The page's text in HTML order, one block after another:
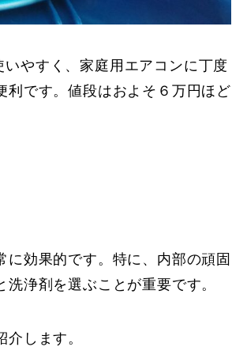
やすく、家庭用エアコンに丁度
利です。値段はおよそ６万円ほど
効果的です。特に、内部の頑固
浄剤を選ぶことが重要です。
します。